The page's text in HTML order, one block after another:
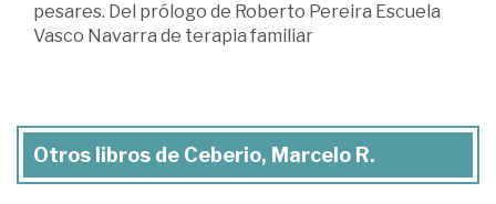
pesares. Del prólogo de Roberto Pereira Escuela
Vasco Navarra de terapia familiar
Otros libros de Ceberio, Marcelo R.